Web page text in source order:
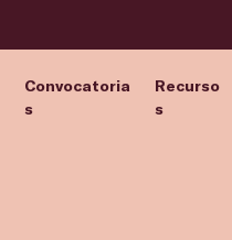
Convocatoria
s
Recurso
s